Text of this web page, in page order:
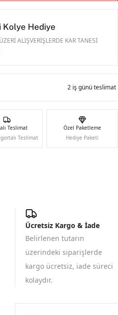
Kolye Hediye
ALIŞVERİŞLERDE KAR TANESİ
2 iş günü teslimat
Teslimat
Teslimat
Özel Paketleme
Hediye Paketi
Ücretsiz Kargo & İade
Belirlenen tutarın
üzerindeki siparişlerde
kargo ücretsiz, iade süreci
kolaydır.